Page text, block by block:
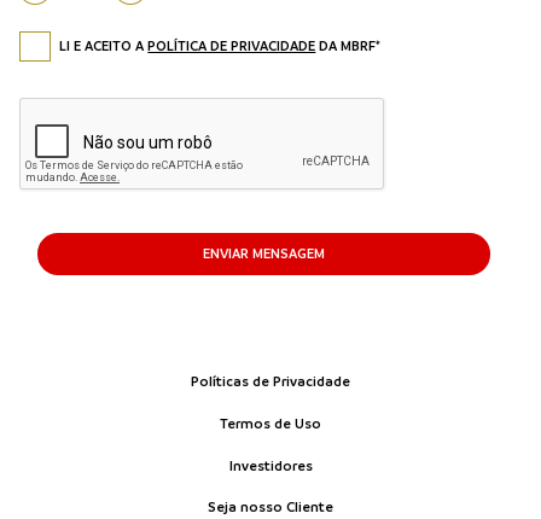
LI E ACEITO APOLÍTICA DE PRIVACIDADE DA MBRF*
ENVIAR MENSAGEM
Políticas de Privacidade
Termos de Uso
Investidores
Seja nosso Cliente